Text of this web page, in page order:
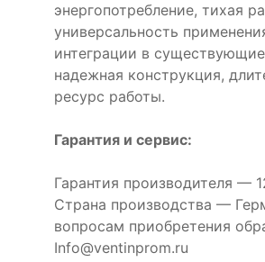
энергопотребление, тихая
универсальность
интеграции в
надежная конструкция,
ресурс работы.
Гарантия и сервис:
Гарантия производителя —
Страна производства —
вопросам приобретения
Info@ventinprom.ru